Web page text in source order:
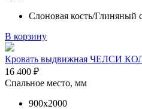
Слоновая кость/Глиняный
В корзину
Кровать выдвижная ЧЕЛСИ
16 400 ₽
Спальное место, мм
900х2000